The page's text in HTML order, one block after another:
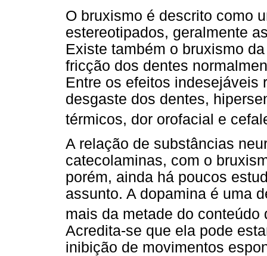
O bruxismo é descrito como
estereotipados, geralmente
Existe também o bruxismo
fricção dos dentes
Entre os efeitos indesejáveis
desgaste dos dentes,
térmicos, dor orofacial e
A relação de substâncias
catecolaminas, com o
porém, ainda há poucos
assunto. A dopamina é uma
mais da metade do
Acredita-se que ela pode
inibição de movimentos